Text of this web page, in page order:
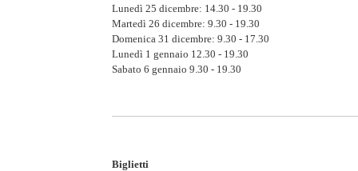
Lunedì 25 dicembre: 14.30 - 19.30
Martedì 26 dicembre: 9.30 - 19.30
Domenica 31 dicembre: 9.30 - 17.30
Lunedì 1 gennaio 12.30 - 19.30
Sabato 6 gennaio 9.30 - 19.30
Biglietti